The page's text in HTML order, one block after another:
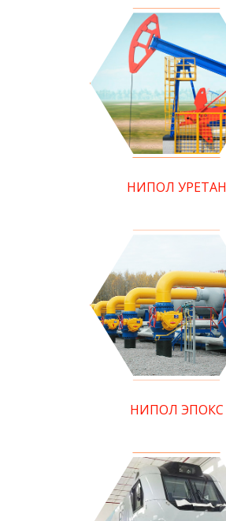
НИПОЛ УРЕТАН
НИПОЛ ЭПОКС